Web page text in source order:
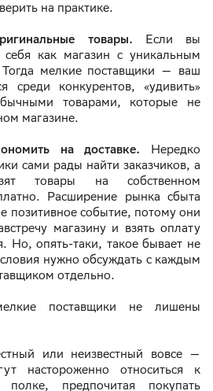
на практике.
товары. Если вы
себя как магазин с уникальным
Тогда мелкие поставщики — ваш
среди конкурентов, «удивить»
товарами, которые не
магазине.
на доставке. Нередко
сами рады найти заказчиков, а
товары на собственном
Расширение рынка сбыта
позитивное событие, потому они
магазину и взять оплату
Но, опять-таки, такое бывает не
нужно обсуждать с каждым
отдельно.
поставщики не лишены
или неизвестный вовсе —
настороженно относиться к
полке, предпочитая покупать